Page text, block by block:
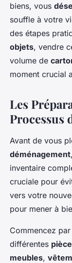
biens, vous
souffle à votre
des étapes
objets, vendre
volume de
moment crucial
Les
Processus
Avant de vous
déménagement
inventaire
cruciale pour
vers votre
pour mener à
Commencez
différentes
meubles,